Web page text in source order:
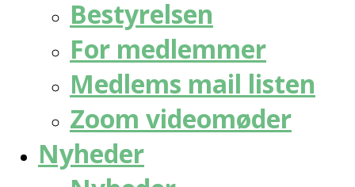
Bestyrelsen
For medlemmer
Medlems mail listen
Zoom videomøder
Nyheder